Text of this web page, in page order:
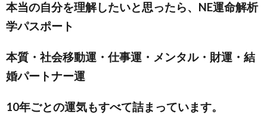
本当の自分を理解したいと思ったら、NE運命解析
学パスポート
本質・社会移動運・仕事運・メンタル・財運・結
婚パートナー運
10年ごとの運気もすべて詰まっています。